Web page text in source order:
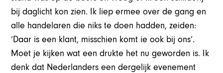
bij daglicht kon zien. Ik liep ermee over de gang en
alle handelaren die niks te doen hadden, zeiden:
‘Daar is een klant, misschien komt ie ook bij ons’.
Moet je kijken wat een drukte het nu geworden is. Ik
denk dat Nederlanders een dergelijk evenement